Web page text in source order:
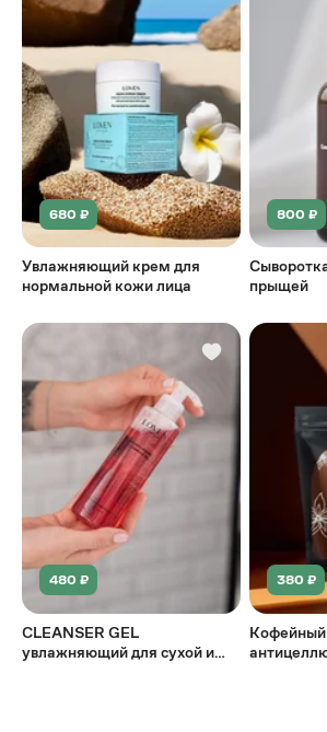
680 ₽
Увлажняющий крем для
нормальной кожи лица
480 ₽
CLEANSER GEL
увлажняющий для сухой и
800 ₽
прыщей
380 ₽
Кофейный